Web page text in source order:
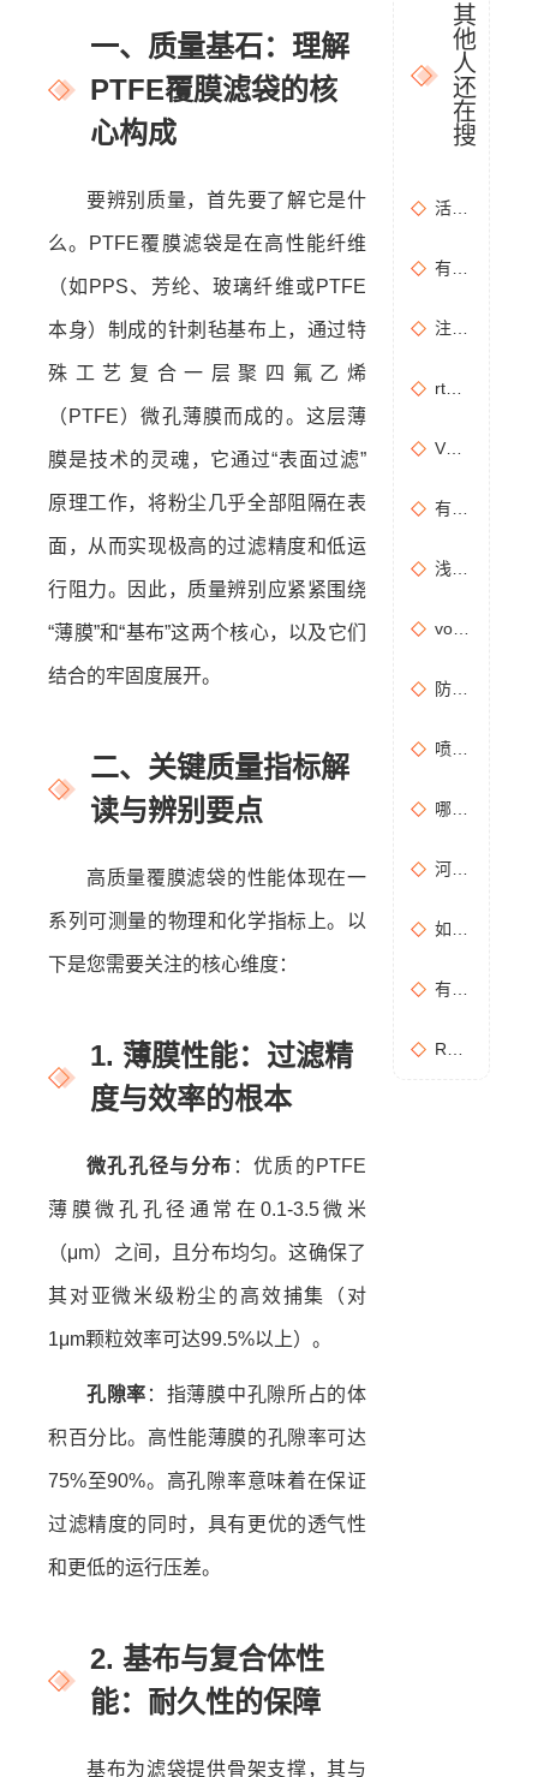
一、质量基石：理解
PTFE覆膜滤袋的核
心构成
要辨别质量，首先要了解它是什
么。PTFE覆膜滤袋是在高性能纤维
（如PPS、芳纶、玻璃纤维或PTFE
本身）制成的针刺毡基布上，通过特
殊工艺复合一层聚四氟乙烯
（PTFE）微孔薄膜而成的。这层薄
膜是技术的灵魂，它通过“表面过滤”
原理工作，将粉尘几乎全部阻隔在表
面，从而实现极高的过滤精度和低运
行阻力。因此，质量辨别应紧紧围绕
“薄膜”和“基布”这两个核心，以及它们
结合的牢固度展开。
二、关键质量指标解
读与辨别要点
高质量覆膜滤袋的性能体现在一
系列可测量的物理和化学指标上。以
下是您需要关注的核心维度：
1. 薄膜性能：过滤精
度与效率的根本
微孔孔径与分布 ：优质的PTFE
薄膜微孔孔径通常在0.1-3.5微米
（μm）之间，且分布均匀。这确保了
其对亚微米级粉尘的高效捕集（对
1μm颗粒效率可达99.5%以上）。
孔隙率 ：指薄膜中孔隙所占的体
积百分比。高性能薄膜的孔隙率可达
75%至90%。高孔隙率意味着在保证
过滤精度的同时，具有更优的透气性
和更低的运行压差。
2. 基布与复合体性
能：耐久性的保障
基布为滤袋提供骨架支撑，其与
其
他
人
还
在
搜